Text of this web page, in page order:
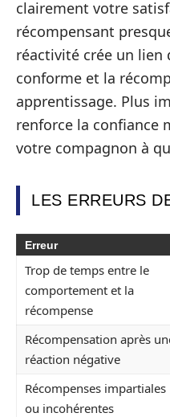
clairement votre
récompensant
réactivité crée un lien
conforme et la
apprentissage. Plus
renforce la confiance
votre compagnon à
LES ERREURS
Erreur
Trop de temps entre le
comportement et la
récompense
Récompensation après
réaction négative
Récompenses impartiales
ou incohérentes